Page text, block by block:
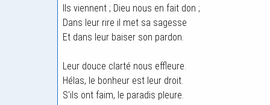
Ils viennent ; Dieu nous en fait don ;
Dans leur rire il met sa sagesse
Et dans leur baiser son pardon.
Leur douce clarté nous effleure.
Hélas, le bonheur est leur droit.
S'ils ont faim, le paradis pleure.